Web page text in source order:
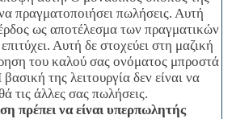
πραγματοποιήσει πωλήσεις. Αυτή
ως αποτέλεσμα των πραγματικών
Αυτή δε στοχεύει στη μαζική
του καλού σας ονόματος μπροστά
της λειτουργία δεν είναι να
τις άλλες σας πωλήσεις.
πρέπει να είναι υπερπωλητής